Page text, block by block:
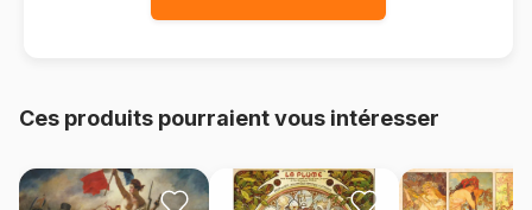
Ces produits pourraient vous intéresser